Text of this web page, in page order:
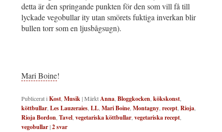
detta är den springande punkten för den som vill få till
lyckade vegobullar ity utan smörets fuktiga inverkan blir
bullen torr som en ljusbågsugn).
Mari Boine!
Publicerat i Kost Musik|MärktAnna Bloggkocken kökskonst
köttbullar Les Lauzeraies LL Mari Boine Montagny recept Rioja
Rioja Bordon Tavel vegetariska köttbullar vegetariska recept
vegobullar|2svar